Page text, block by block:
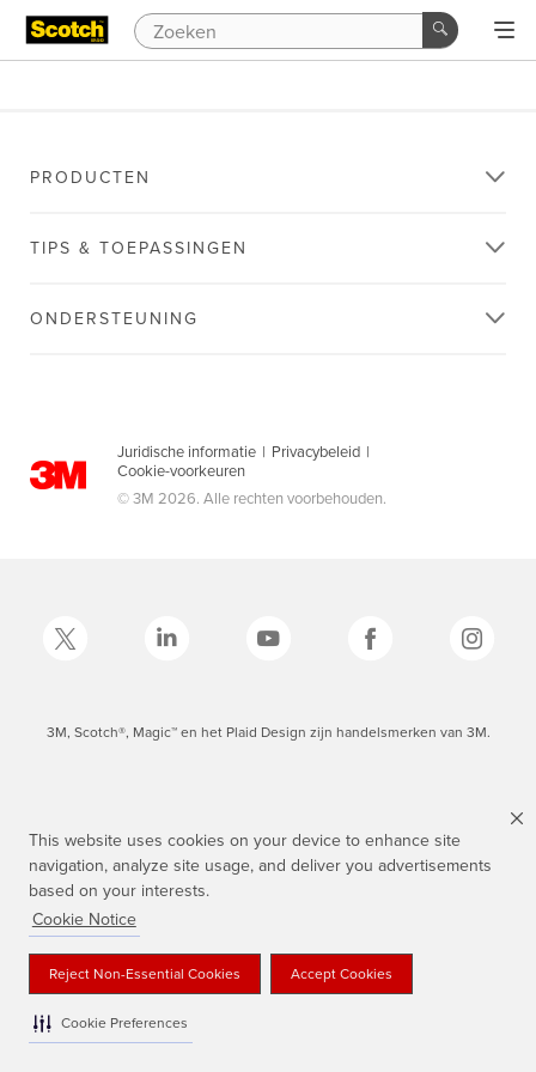
This website uses cookies on your device to enhance site
navigation, analyze site usage, and deliver you advertisements
based on your interests.
Cookie Notice
Reject Non-Essential Cookies Accept Cookies
Cookie Preferences
PRODUCTEN
TIPS & TOEPASSINGEN
ONDERSTEUNING
Juridische informatie | Privacybeleid |
Cookie-voorkeuren
© 3M 2026. Alle rechten voorbehouden.
3M, Scotch®, Magic™ en het Plaid Design zijn handelsmerken van 3M.